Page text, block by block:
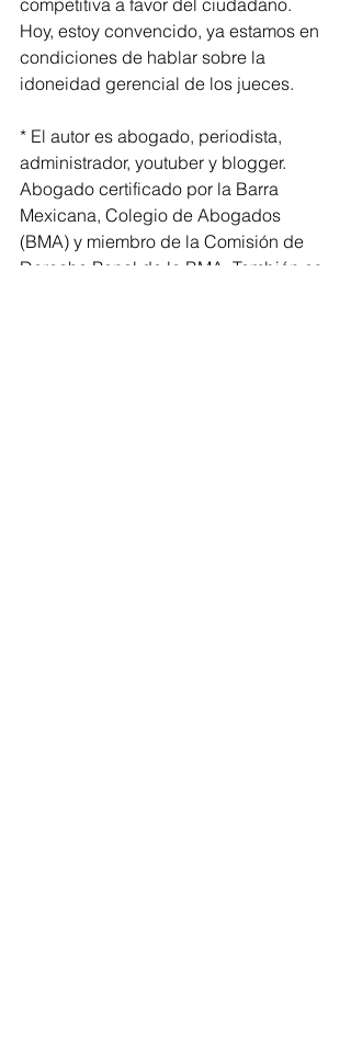
Hoy, estoy convencido, ya estamos en
condiciones de hablar sobre la
idoneidad gerencial de los jueces.
* El autor es abogado, periodista,
administrador, youtuber y blogger.
Abogado certificado por la Barra
Mexicana, Colegio de Abogados
(BMA) y miembro de la Comisión de
Derecho Penal de la BMA. También es